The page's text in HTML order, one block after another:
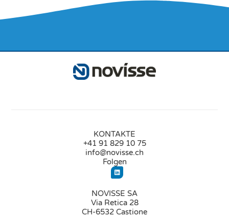
KONTAKTE
+41 91 829 10 75
info@novisse.ch
Folgen
NOVISSE SA
Via Retica 28
CH-6532 Castione